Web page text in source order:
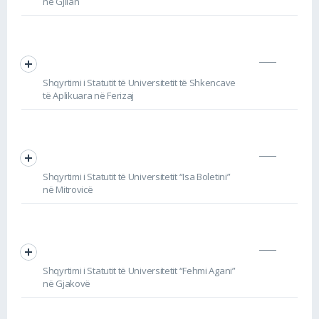
Shqyrtimi i Statutit të Universitetit të Shkencave
të Aplikuara në Ferizaj
Shqyrtimi i Statutit të Universitetit “Isa Boletini”
në Mitrovicë
Shqyrtimi i Statutit të Universitetit “Fehmi Agani”
në Gjakovë